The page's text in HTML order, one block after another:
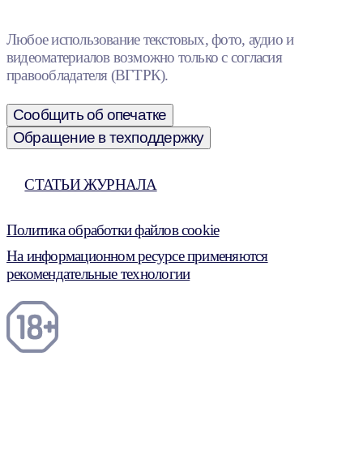
Любое использование текстовых, фото, аудио и
видеоматериалов возможно только с согласия
правообладателя (ВГТРК).
Сообщить об опечатке
Обращение в техподдержку
СТАТЬИ ЖУРНАЛА
Политика обработки файлов cookie
На информационном ресурсе применяются
рекомендательные технологии